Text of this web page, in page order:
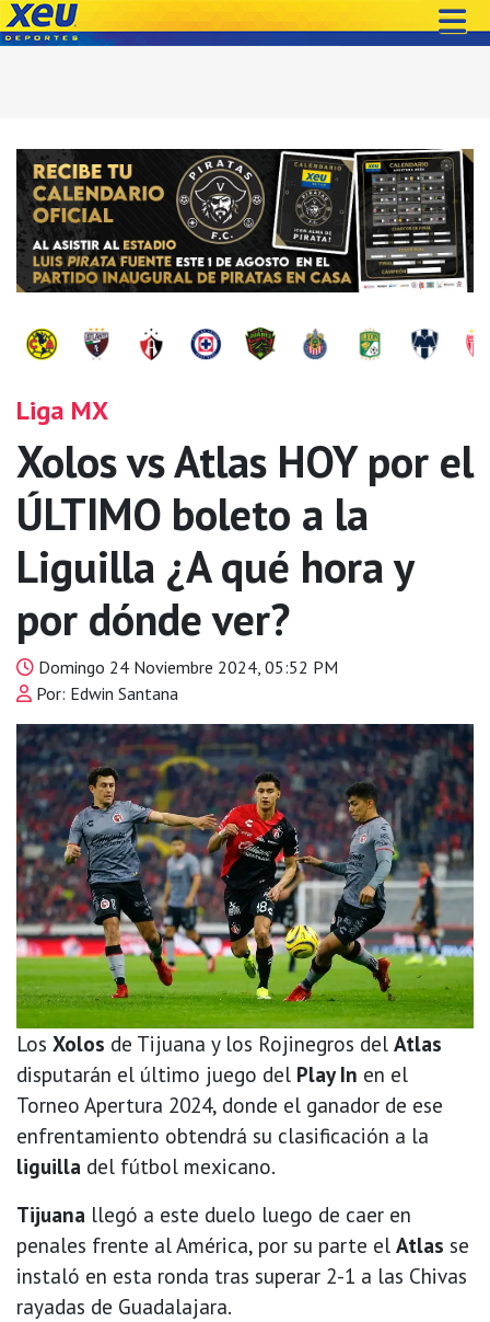
Liga MX
Xolos vs Atlas HOY por el
ÚLTIMO boleto a la
Liguilla ¿A qué hora y
por dónde ver?
Domingo 24 Noviembre 2024, 05:52 PM
Por: Edwin Santana
Los Xolos de Tijuana y los Rojinegros del Atlas
disputarán el último juego del Play In en el
Torneo Apertura 2024, donde el ganador de ese
enfrentamiento obtendrá su clasificación a la
liguilla del fútbol mexicano.
Tijuana llegó a este duelo luego de caer en
penales frente al América, por su parte el Atlas se
instaló en esta ronda tras superar 2-1 a las Chivas
rayadas de Guadalajara.